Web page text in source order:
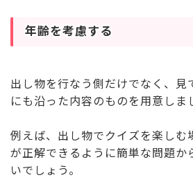
年齢を考慮する
出し物を行なう側だけでなく、見
にも沿った内容のものを用意しま
例えば、出し物でクイズを楽しむ
が正解できるように簡単な問題か
いでしょう。